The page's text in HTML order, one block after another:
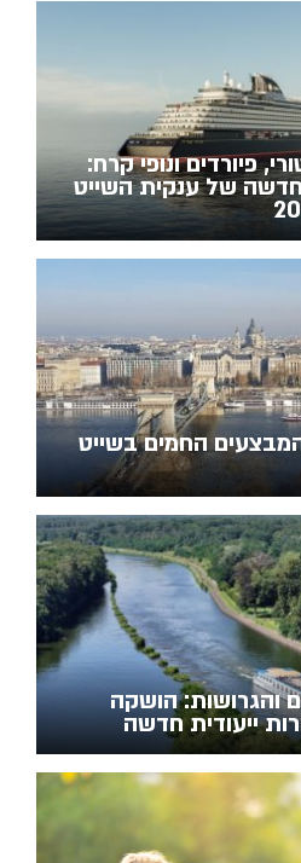
פיורדים ונופי קרח:
של ענקית השייט
החמים בשייט
והגרושות: הושקה
ייעודית חדשה